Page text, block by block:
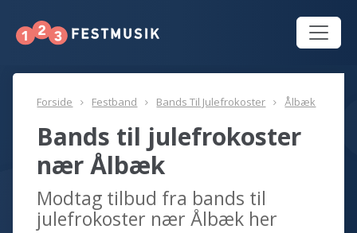
Forside Festband Bands Til Julefrokoster Ålbæk
Bands til julefrokoster
nær Ålbæk
Modtag tilbud fra bands til
julefrokoster nær Ålbæk her